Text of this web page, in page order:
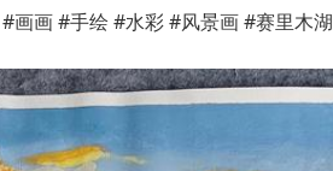
画画 #手绘 #水彩 #风景画 #赛里木湖